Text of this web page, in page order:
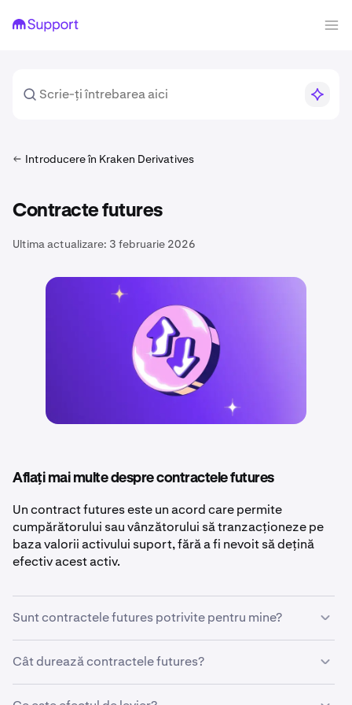
Introducere în Kraken Derivatives
Contracte futures
Ultima actualizare: 3 februarie 2026
Aflați mai multe despre contractele futures
Un contract futures este un acord care permite
cumpărătorului sau vânzătorului să tranzacționeze pe
baza valorii activului suport, fără a fi nevoit să dețină
efectiv acest activ.
Sunt contractele futures potrivite pentru mine?
Contractele futures sunt o alegere bună pentru traderii
termen scurtsau să seprotejezede mișcările negative
Cât durează contractele futures?
Un contract futures poate fi cu